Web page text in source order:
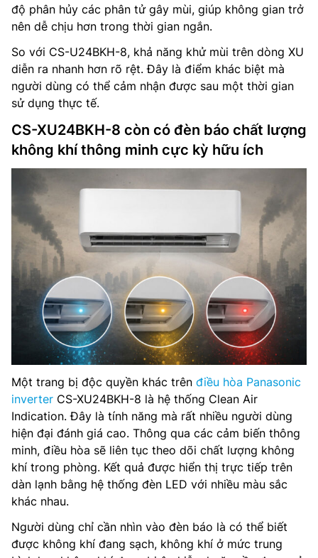
độ phân hủy các phân tử gây mùi, giúp không gian trở
nên dễ chịu hơn trong thời gian ngắn.
So với CS-U24BKH-8, khả năng khử mùi trên dòng XU
diễn ra nhanh hơn rõ rệt. Đây là điểm khác biệt mà
người dùng có thể cảm nhận được sau một thời gian
sử dụng thực tế.
CS-XU24BKH-8 còn có đèn báo chất lượng
không khí thông minh cực kỳ hữu ích
Một trang bị độc quyền khác trên điều hòa Panasonic
inverter CS-XU24BKH-8 là hệ thống Clean Air
Indication. Đây là tính năng mà rất nhiều người dùng
hiện đại đánh giá cao. Thông qua các cảm biến thông
minh, điều hòa sẽ liên tục theo dõi chất lượng không
khí trong phòng. Kết quả được hiển thị trực tiếp trên
dàn lạnh bằng hệ thống đèn LED với nhiều màu sắc
khác nhau.
Người dùng chỉ cần nhìn vào đèn báo là có thể biết
được không khí đang sạch, không khí ở mức trung